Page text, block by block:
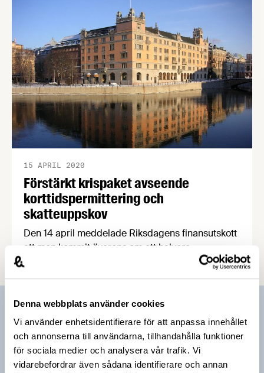
Denna webbplats använder cookies
Vi använder enhetsidentifierare för att anpassa innehållet
och annonserna till användarna, tillhandahålla funktioner
för sociala medier och analysera vår trafik. Vi
vidarebefordrar även sådana identifierare och annan
Förstärkt krispaket avseende
korttidspermittering och
skatteuppskov
15 APRIL 2020
Den 14 april meddelade Riksdagens finansutskott
att man kommit överens om att halvera
skatteinbetalningar till 3,14 procent. Samma dag
möjligheten till korttidspermittering till 80 %.
Livsmedelsföretagen välkomnar ändringarna men
säger att det är långt ifrån tillräckligt för de
krisande företagen.
Prenumerera på vårt nyhetsbrev
Vårt nyhetsbrev kommer ut 3-4 gånger i månaden och
riktar sig till alla med ett intresse för
livsmedelsföretagande och den svenska